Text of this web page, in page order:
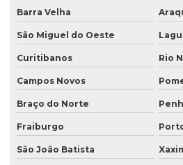
Projeto estrutural de edifícios de
Projeto estrutural para empresas de
Projeto estrutural de escada
Projeto estrutural de fundação
Projeto estrutural de galpão
Projeto estrutural de galpão em
Projeto estrutural de piscina
Barra Velha
São Miguel do Oeste
Curitibanos Rio
Campos Novos
Braço do Norte
Fraiburgo
São João Batista